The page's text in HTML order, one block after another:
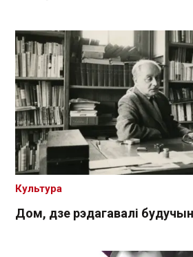
Дом, дзе рэдагавалі
Культура